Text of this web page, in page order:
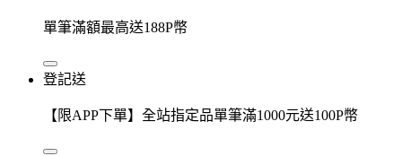
單筆滿額最高送188P幣
登記送
【限APP下單】全站指定品單筆滿1000元送100P幣